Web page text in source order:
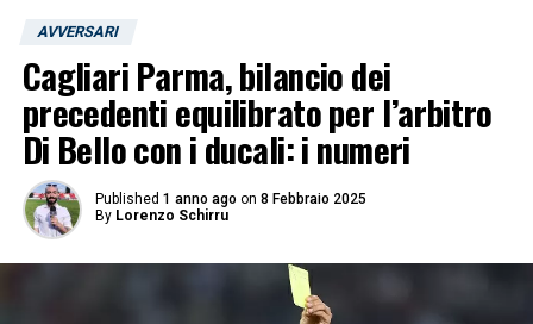
AVVERSARI
Cagliari Parma, bilancio dei
precedenti equilibrato per l’arbitro
Di Bello con i ducali: i numeri
Published 1 anno ago on 8 Febbraio 2025
By Lorenzo Schirru